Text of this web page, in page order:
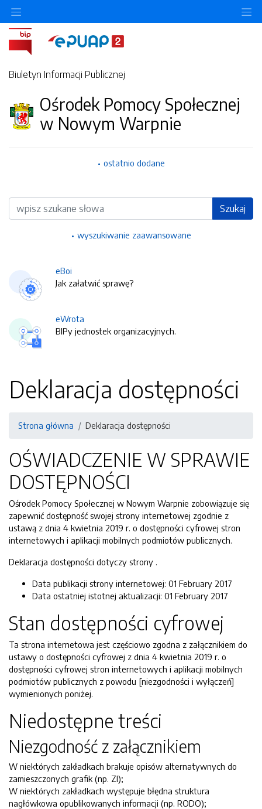
Biuletyn Informacji Publicznej
Ośrodek Pomocy Społecznej
w Nowym Warpnie
ostatnio dodane
Wyszukiwarka Szukaj
wyszukiwanie zaawansowane
eBoi
Jak załatwić sprawę?
eWrota
BIPy jednostek organizacyjnych.
Deklaracja dostępności
Strona główna Deklaracja dostępności
OŚWIADCZENIE W SPRAWIE
DOSTĘPNOŚCI
Ośrodek Pomocy Społecznej w Nowym Warpnie zobowiązuje się
zapewnić dostępność swojej strony internetowej zgodnie z
ustawą z dnia 4 kwietnia 2019 r. o dostępności cyfrowej stron
internetowych i aplikacji mobilnych podmiotów publicznych.
Deklaracja dostępności dotyczy strony .
Data publikacji strony internetowej: 01 February 2017
Data ostatniej istotnej aktualizacji: 01 February 2017
Stan dostępności cyfrowej
Ta strona internetowa jest częściowo zgodna z załącznikiem do
ustawy o dostępności cyfrowej z dnia 4 kwietnia 2019 r. o
dostępności cyfrowej stron internetowych i aplikacji mobilnych
podmiotów publicznych z powodu [niezgodności i wyłączeń]
wymienionych poniżej.
Niedostępne treści
Niezgodność z załącznikiem
W niektórych zakładkach brakuje opisów alternatywnych do
zamieszczonych grafik (np. ZI);
W niektórych zakładkach występuje błędna struktura
nagłówkowa opublikowanych informacji (np. RODO);